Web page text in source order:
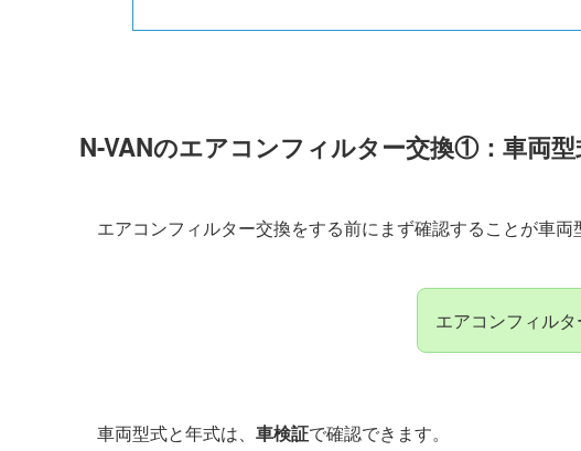
N-VANのエアコンフィルター交換①：車両
エアコンフィルター交換をする前にまず確認することが車両
エアコンフィル
車両型式と年式は、 車検証で確認できます。